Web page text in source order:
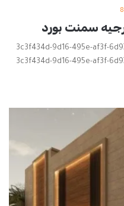
سمنت بورد
3c3f434d-9d16-495e-af3f-
3c3f434d-9d16-495e-af3f-